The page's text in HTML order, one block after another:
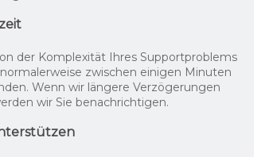
der Komplexität Ihres Supportproblems
zwischen einigen Minuten
Wenn wir längere Verzögerungen
wir Sie benachrichtigen.